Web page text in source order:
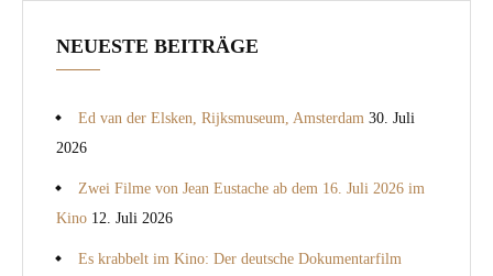
NEUESTE BEITRÄGE
Ed van der Elsken, Rijksmuseum, Amsterdam 30. Juli
2026
Zwei Filme von Jean Eustache ab dem 16. Juli 2026 im
Kino 12. Juli 2026
Es krabbelt im Kino: Der deutsche Dokumentarfilm